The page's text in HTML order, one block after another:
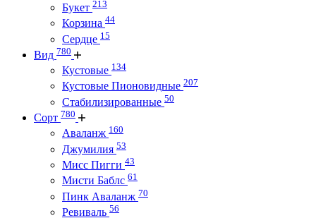
Букет 213
Корзина 44
Сердце 15
Вид 780
Кустовые 134
Кустовые Пионовидные 207
Стабилизированные 50
Сорт 780
Аваланж 160
Джумилия 53
Мисс Пигги 43
Мисти Баблс 61
Пинк Аваланж 70
Ревиваль 56